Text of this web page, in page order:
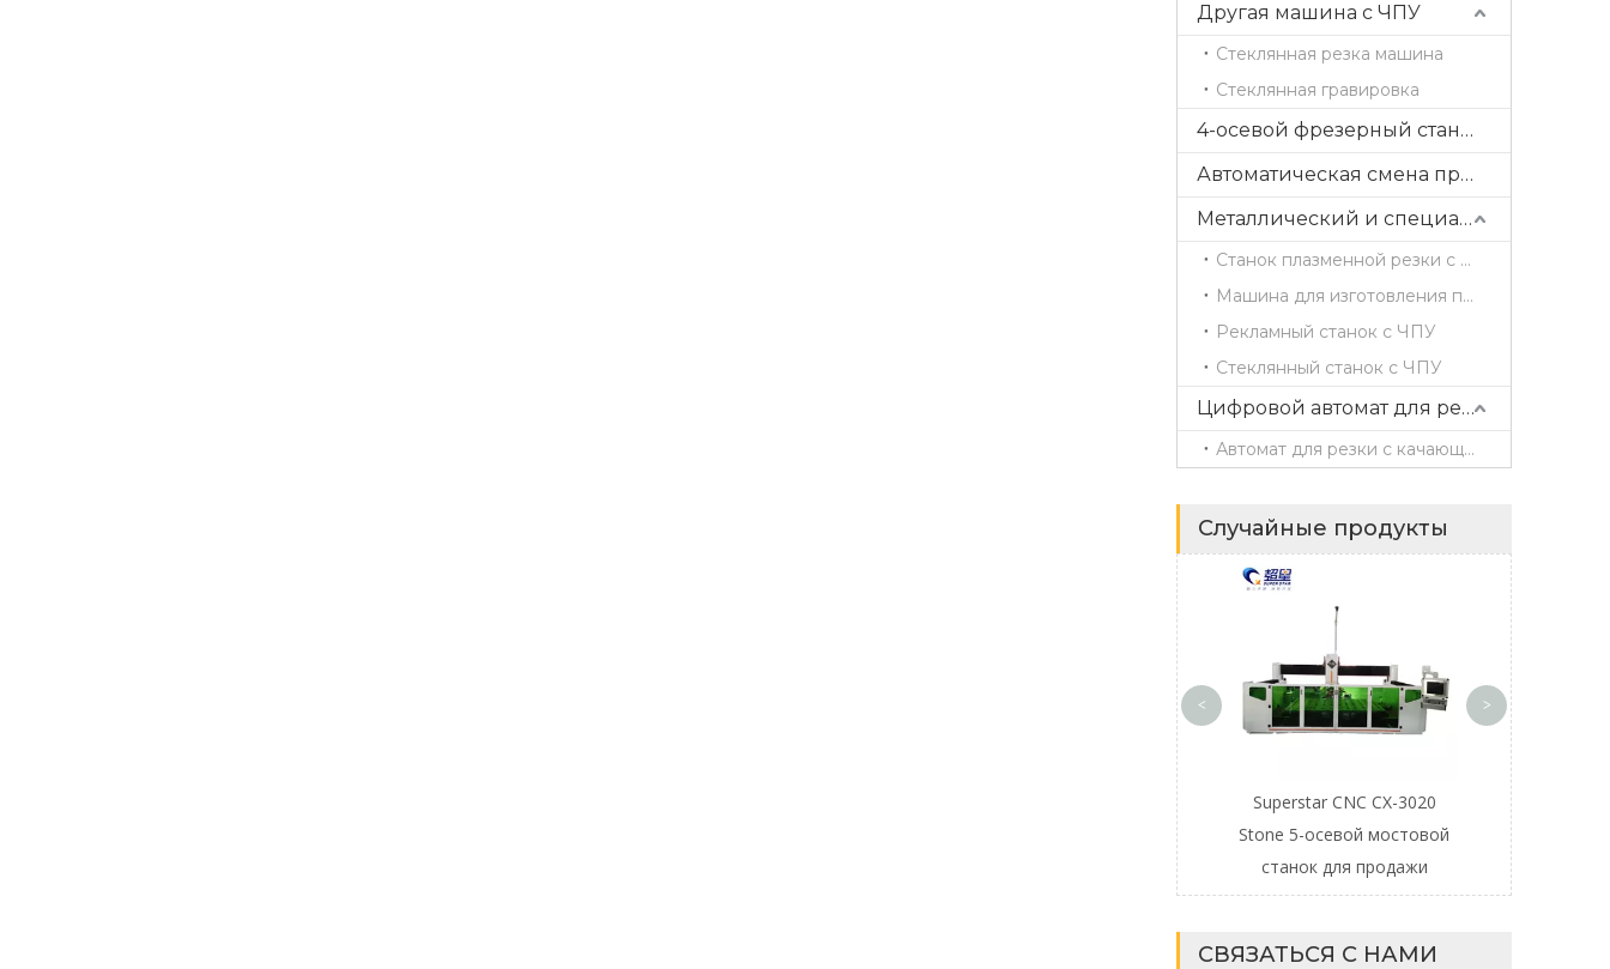
Другая машина с ЧПУ
Стеклянная резка машина
Стеклянная гравировка
4-осевой фрезерный станок с ЧПУ ATC с поворотной головкой
Автоматическая смена прямых инструментов и пильного полотна
Металлический и специальный станок с ЧПУ
Станок плазменной резки с ЧПУ
Машина для изготовления пресс-форм с ЧПУ
Рекламный станок с ЧПУ
Стеклянный станок с ЧПУ
Цифровой автомат для резки
Автомат для резки с качающимся ножом
Случайные продукты
Рекламный фрезерный
станок Superstar CX-1325
для резьбы по дереву
Superstar CNC CX-3020
Stone 5-осевой мостовой
станок для продажи
фрезерный
CX-1325 для
< >
СВЯЗАТЬСЯ С НАМИ